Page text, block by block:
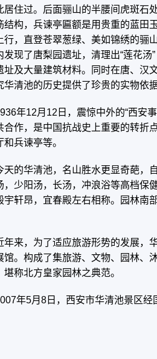
居住过。后面骊山的半腰间虎斑石
结构，兵谏亭匾额是用贵重的蓝田
行，直登苍翠葱绿、美如锦绣的骊
发现了唐梨园遗址，清理出“莲花汤
址及大量建筑材料。同时在唐、汉
华清池的历史提供了珍贵的实物依据
年12月12日，震惊中外的“西安
合作，是中国抗战史上重要的转折
和兵谏亭等。
天的华清池，名山胜水更显奇葩，
，少阳汤，长汤，冲浪浴等高档保
宇轩昂，宜春殿左右相称。园林南
年来，为了适应旅游形势的发展，
馆。构成了集旅游、文物、园林、
堪称北方皇家园林之典范。
年5月8日，西安市华清池景区经